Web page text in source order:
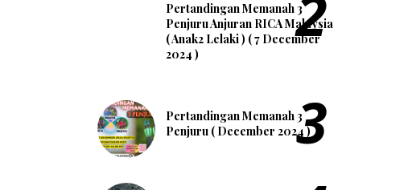
Pertandingan Memanah 3
Penjuru Anjuran RICA Malaysia
( Anak2 Lelaki ) ( 7 December
2024 )
Pertandingan Memanah 3
Penjuru ( December 2024 )